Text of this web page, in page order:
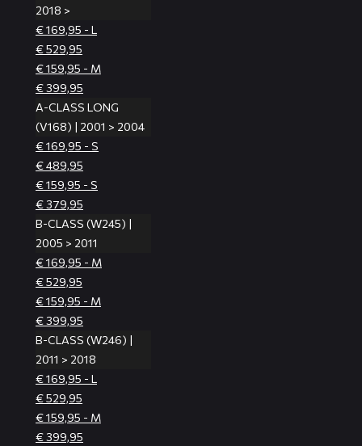
2018 >
€ 169,95 - L
€ 529,95
€ 159,95 - M
€ 399,95
A-CLASS LONG
(V168) | 2001 > 2004
€ 169,95 - S
€ 489,95
€ 159,95 - S
€ 379,95
B-CLASS (W245) |
2005 > 2011
€ 169,95 - M
€ 529,95
€ 159,95 - M
€ 399,95
B-CLASS (W246) |
2011 > 2018
€ 169,95 - L
€ 529,95
€ 159,95 - M
€ 399,95